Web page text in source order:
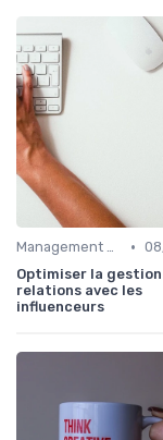
Management des équipes marketing •
Optimiser la
relations avec les
influenceurs